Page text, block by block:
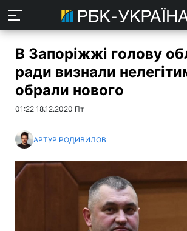
В Запоріжжі голову
ради визнали
обрали нового
01:22 18.12.2020 Пт
АРТУР РОДИВИЛОВ